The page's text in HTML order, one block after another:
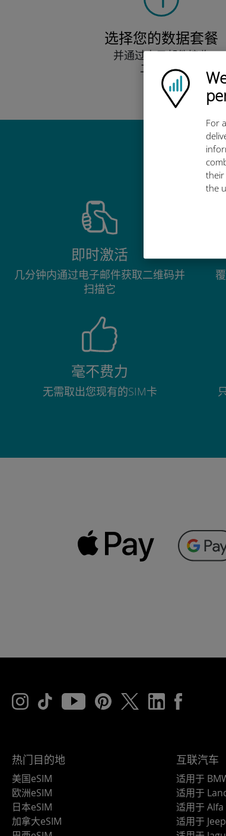
Ubigi logo
For
their
the
选择您的数据套餐
并通过电子邮件接收
二维码。
快点！
即时激活
几分钟内通过电子邮件获取二维码并
扫描它
毫不费力
无需取出您现有的SIM卡
热门目的地
美国eSIM
欧洲eSIM
日本eSIM
加拿大eSIM
互联汽车
适用于
适用于
适用于
适用于